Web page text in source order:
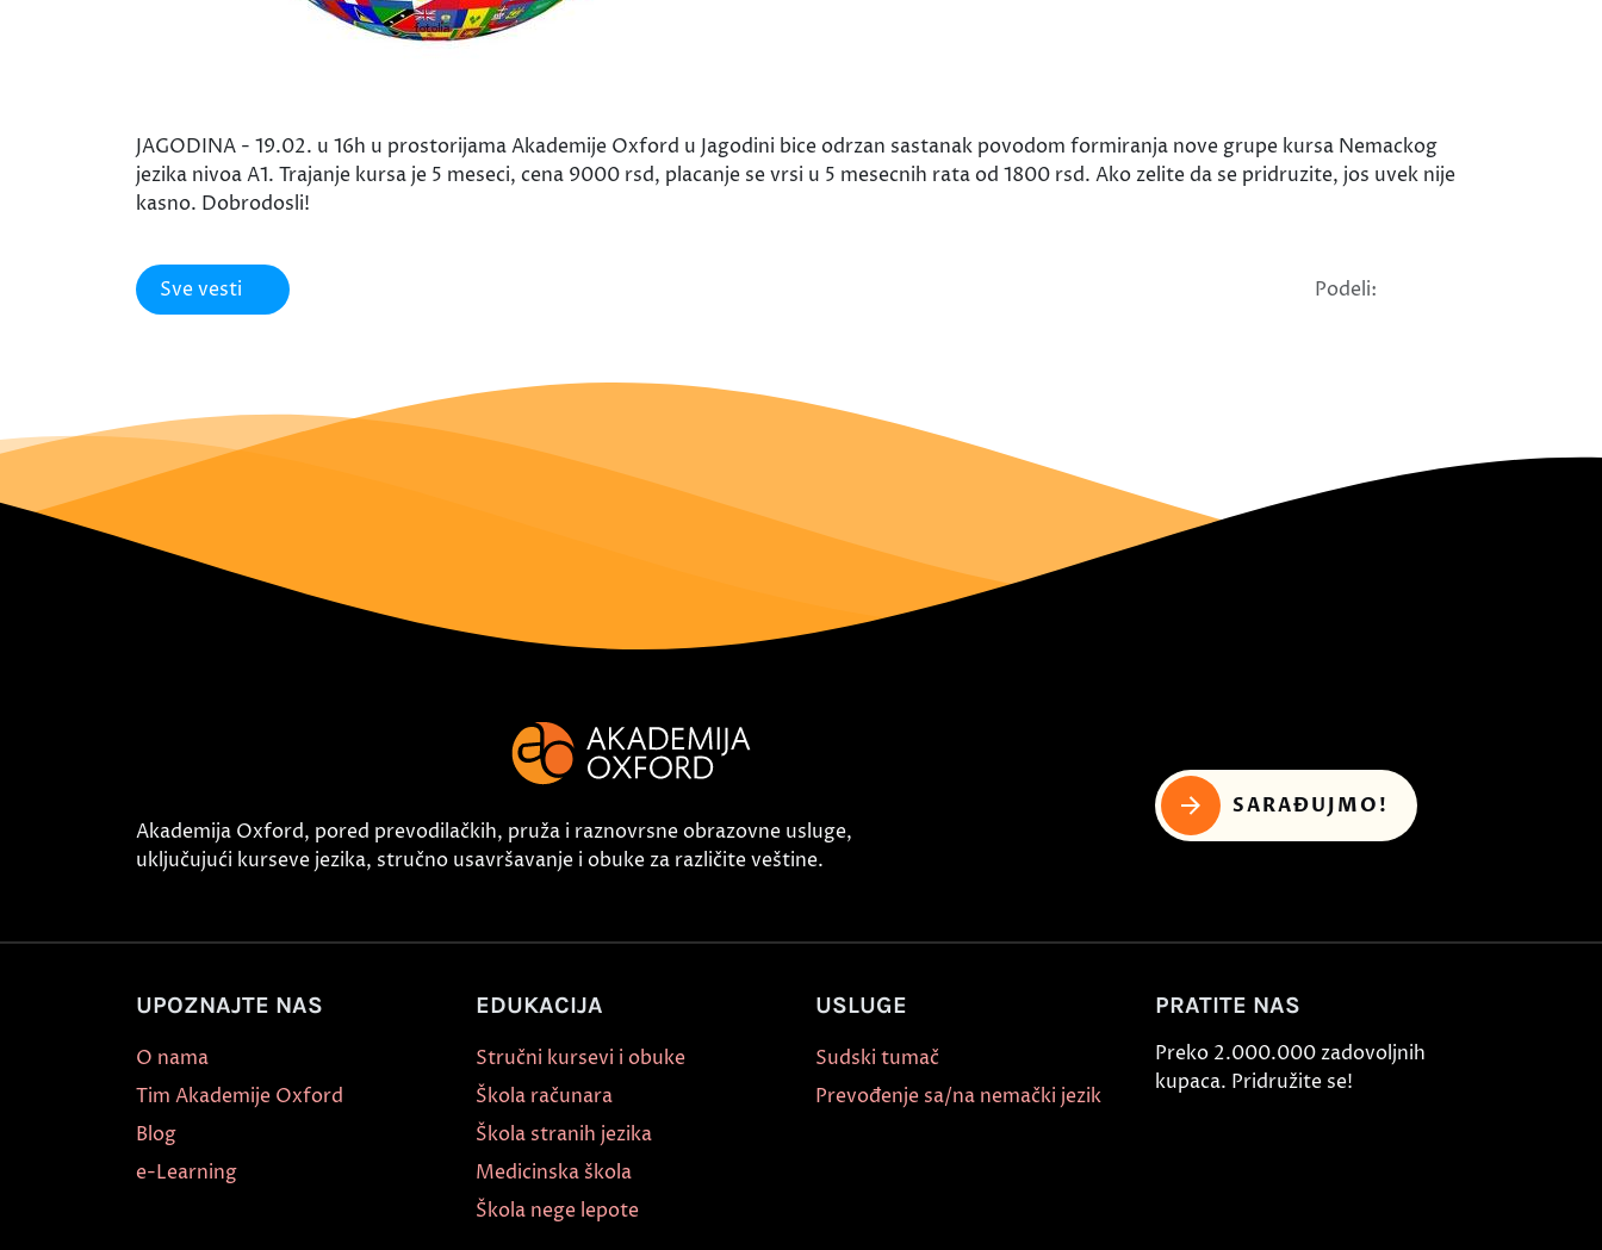
JAGODINA - 19.02. u 16h u prostorijama Akademije Oxford u Jagodini bice odrzan sastanak povodom formiranja nove grupe kursa Nemackog
jezika nivoa A1. Trajanje kursa je 5 meseci, cena 9000 rsd, placanje se vrsi u 5 mesecnih rata od 1800 rsd. Ako zelite da se pridruzite, jos uvek nije
kasno. Dobrodosli!
Sve vesti Podeli:
Akademija Oxford, pored prevodilačkih, pruža i raznovrsne obrazovne usluge,
uključujući kurseve jezika, stručno usavršavanje i obuke za različite veštine.
SARAĐUJMO!
UPOZNAJTE NAS
O nama
Tim Akademije Oxford
Blog
e-Learning
EDUKACIJA
Stručni kursevi i obuke
Škola računara
Škola stranih jezika
Medicinska škola
Škola nege lepote
USLUGE
Sudski tumač
Prevođenje sa/na nemački jezik
PRATITE NAS
Preko 2.000.000 zadovoljnih
kupaca. Pridružite se!